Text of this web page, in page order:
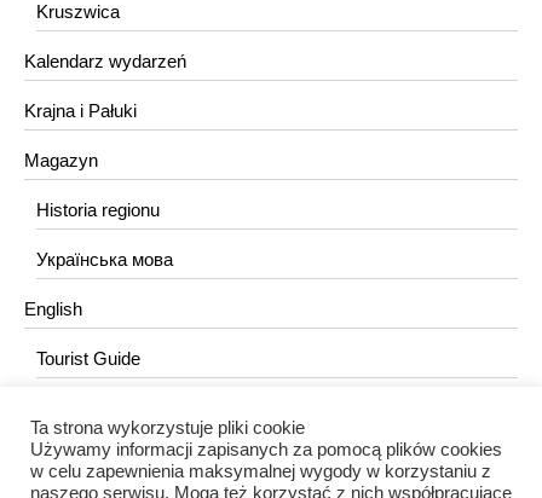
Kruszwica
Kalendarz wydarzeń
Krajna i Pałuki
Magazyn
Historia regionu
Українська мова
English
Tourist Guide
KONTAKT
redakcja@portalkujawski.pl
Ta strona wykorzystuje pliki cookie
Używamy informacji zapisanych za pomocą plików cookies
w celu zapewnienia maksymalnej wygody w korzystaniu z
naszego serwisu. Mogą też korzystać z nich współpracujące